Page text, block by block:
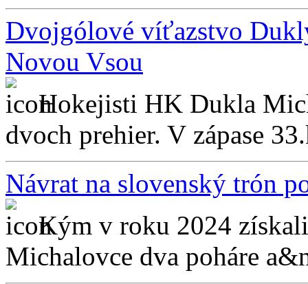
Dvojgólové víťazstvo
Novou Vsou
Hokejisti HK Dukla
dvoch prehier. V zápase
Návrat na slovenský trón
Kým v roku 2024
Michalovce dva poháre